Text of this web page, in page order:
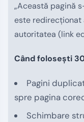
„Această pagină
este redirecționat
autoritatea (link
Când folosești
Pagini
spre pagina
Schimbare